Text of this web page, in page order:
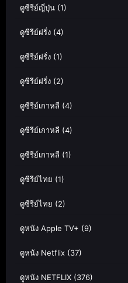
ดูซีรีย์ญี่ปุ่น (1)
ดูซีรีย์ฝรั่ง (4)
ดูซีรีย์ฝรั่ง (1)
ดูซีรีย์ฝรั่ง (2)
ดูซีรีย์เกาหลี (4)
ดูซีรีย์เกาหลี (4)
ดูซีรีย์เกาหลี (1)
ดูซีรีย์ไทย (1)
ดูซีรีย์ไทย (2)
ดูหนัง Apple TV+ (9)
ดูหนัง Netflix (37)
ดูหนัง NETFLIX (376)